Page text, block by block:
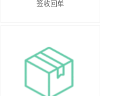
签收回单